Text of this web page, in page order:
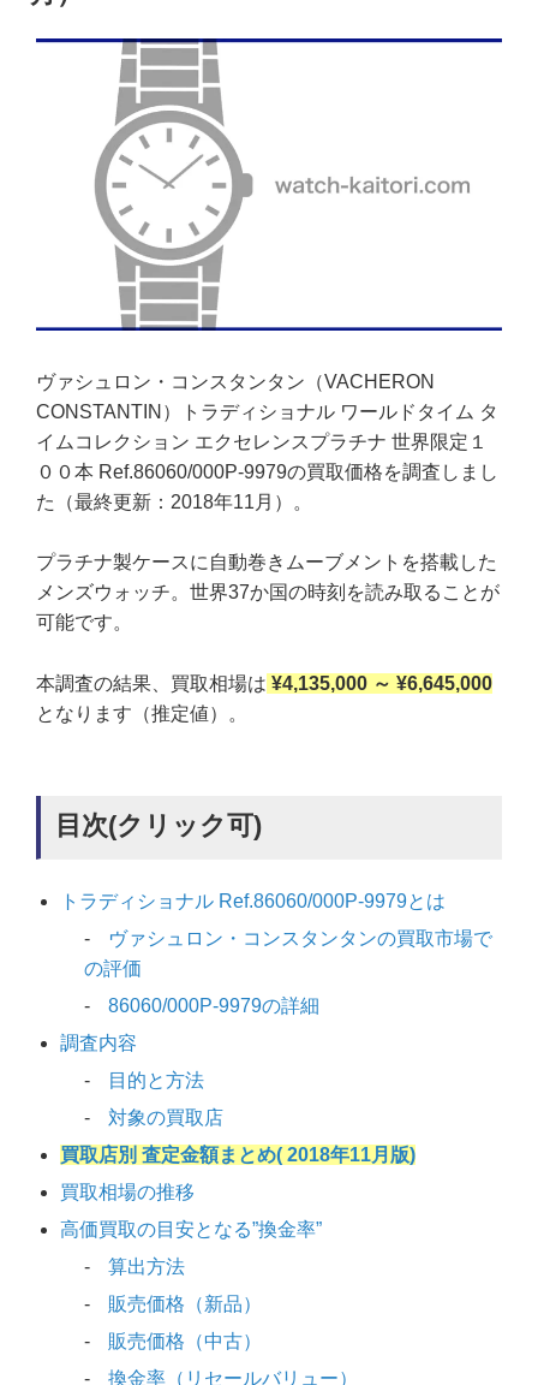
ヴァシュロン・コンスタンタン（VACHERON
CONSTANTIN）トラディショナル ワールドタイム タ
イムコレクション エクセレンスプラチナ 世界限定１
００本 Ref.86060/000P-9979の買取価格を調査しまし
た（最終更新：2018年11月）。
プラチナ製ケースに自動巻きムーブメントを搭載した
メンズウォッチ。世界37か国の時刻を読み取ることが
可能です。
本調査の結果、買取相場は ¥4,135,000 ～ ¥6,645,000
となります（推定値）。
目次(クリック可)
トラディショナル Ref.86060/000P-9979とは
ヴァシュロン・コンスタンタンの買取市場で
の評価
86060/000P-9979の詳細
調査内容
目的と方法
対象の買取店
買取店別 査定金額まとめ( 2018年11月版)
買取相場の推移
高価買取の目安となる”換金率”
算出方法
販売価格（新品）
販売価格（中古）
換金率（リセールバリュー）